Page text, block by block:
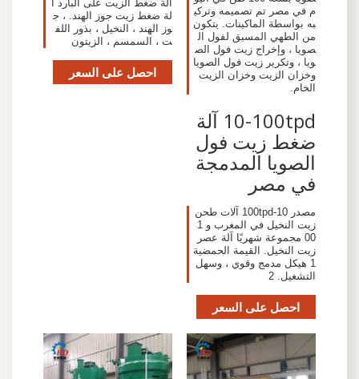
م في مصر تم تصميمه وتركي
به بواسطة الماكينات. يتكون
من الطهي المسبق لفول ال
صويا ، وإخراج زيت فول الص
ويا ، وتكرير زيت فول الصويا
وخزان الزيت وخزان الزيت
الخام.
10-100tpd آلة
ضغط زيت فول
الصويا المدمجة
في مصر
مصدر 10-100tpd آلات طحن
زيت النخيل في المغرب و 1
00 مجموعة شهريًا آلة عصر
زيت النخيل. القيمة الحمضية
1 هيكل مدمج وقوي ، وسهل
التشغيل. 2
احصل على السعر
آلة ضغط الزيت على البارد آ
لة ضغط زيت جوز الهند. ، ج
وز الهند ، النخيل ، بذور اللف
ت ، السمسم ، الزيتون
احصل على السعر